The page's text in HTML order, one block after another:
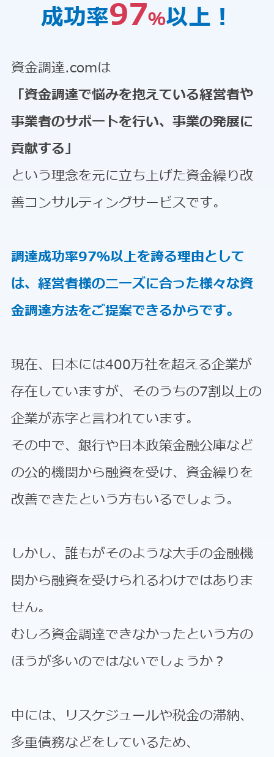
成功率97％以上！
資金調達.comは
「資金調達で悩みを抱えている経営者や
事業者のサポートを行い、事業の発展に
貢献する」
という理念を元に立ち上げた資金繰り改
善コンサルティングサービスです。
調達成功率97％以上を誇る理由として
は、経営者様のニーズに合った様々な資
金調達方法をご提案できるからです。
現在、日本には400万社を超える企業が
存在していますが、そのうちの7割以上の
企業が赤字と言われています。
その中で、銀行や日本政策金融公庫など
の公的機関から融資を受け、資金繰りを
改善できたという方もいるでしょう。
しかし、誰もがそのような大手の金融機
関から融資を受けられるわけではありま
せん。
むしろ資金調達できなかったという方の
ほうが多いのではないでしょうか？
中には、リスケジュールや税金の滞納、
多重債務などをしているため、